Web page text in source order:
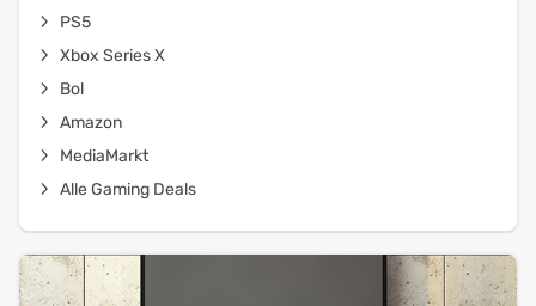
PS5
Xbox Series X
Bol
Amazon
MediaMarkt
Alle Gaming Deals